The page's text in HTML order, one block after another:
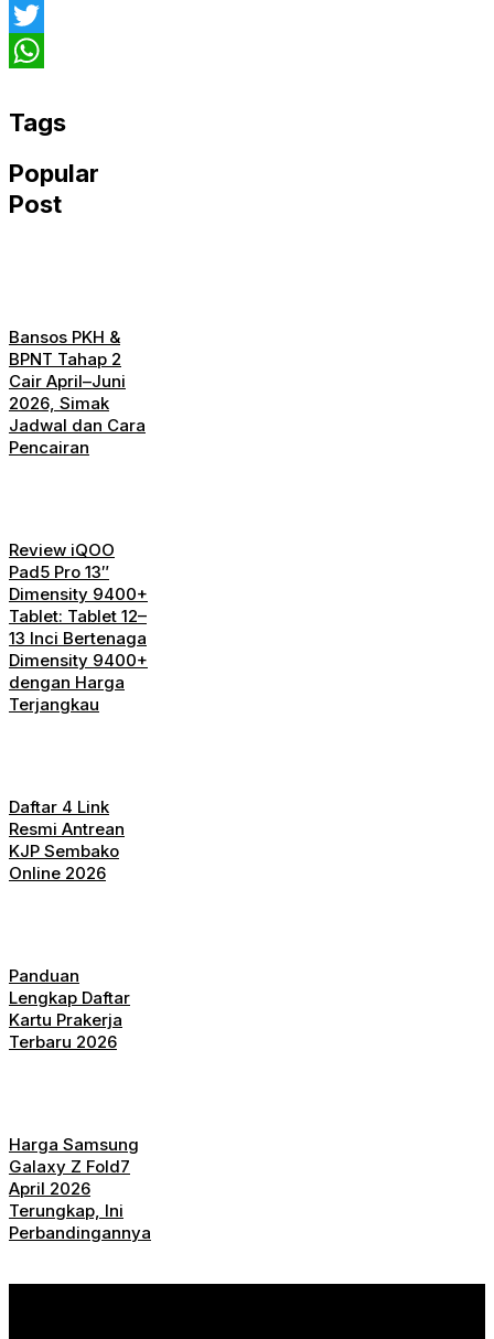
Facebook
Twitter
Tags
Popular
Post
Bansos PKH &
BPNT Tahap 2
Cair April–Juni
2026, Simak
Jadwal dan Cara
Pencairan
Review iQOO
Pad5 Pro 13″
Dimensity 9400+
Tablet: Tablet 12–
13 Inci Bertenaga
Dimensity 9400+
dengan Harga
Terjangkau
Daftar 4 Link
Resmi Antrean
KJP Sembako
Online 2026
Panduan
Lengkap Daftar
Kartu Prakerja
Terbaru 2026
Harga Samsung
Galaxy Z Fold7
April 2026
Terungkap, Ini
Perbandingannya